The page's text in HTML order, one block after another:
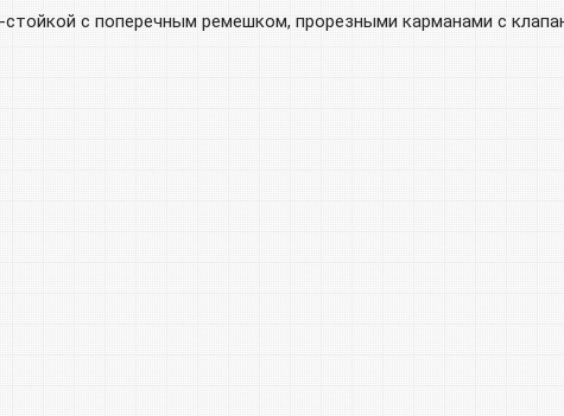
с поперечным ремешком, прорезными карманами с